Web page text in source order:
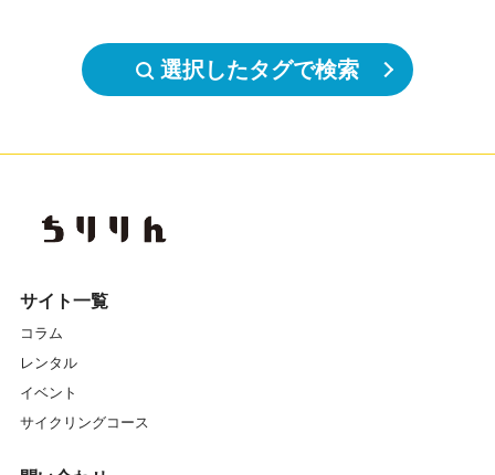
選択したタグで検索
サイト一覧
コラム
レンタル
イベント
サイクリングコース